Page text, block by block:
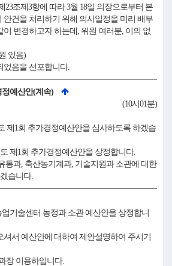
23조제3항에 따라 3월 18일 의장으로부터 본
안건을 처리하기 위해 의사일정을 미리 배부
변경하고자 하는데, 위원 여러분, 이의 없
있음)
었음을 선포합니다.
정예산안(계속)
(10시01분)
제1회 추가경정예산안을 심사하도록 하겠습
제1회 추가경정예산안을 상정합니다.
통과, 축산농기계과, 기술지원과 소관에 대한
습니다.
업기술센터 농정과 소관 예산안을 상정합니
서 예산안에 대하여 제안설명하여 주시기
장 이용하입니다.